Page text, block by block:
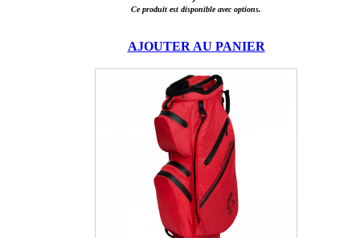
Ce produit est disponible avec options.
AJOUTER AU PANIER